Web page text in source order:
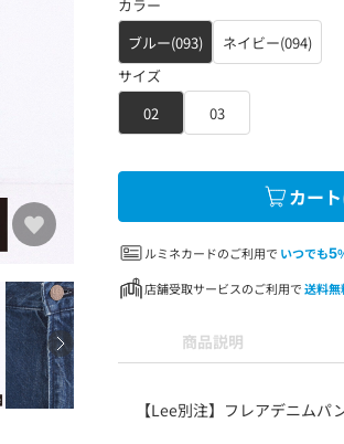
カラー
ブルー(093)
ネイビー(094)
サイズ
02
03
カー
ルミネカードのご利用で いつでも5
店舗受取サービスのご利用で送料無
商品説明
【Lee別注】フレアデニムパ